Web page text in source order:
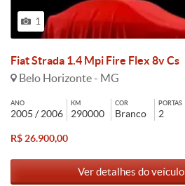
1
Fiat Strada 1.4 Mpi Fire Flex 8v Cs
Belo Horizonte - MG
ANO
2005 / 2006
KM
290000
COR
Branco
PORTAS
2
R$ 26.900,00
Ver detalhes do veículo